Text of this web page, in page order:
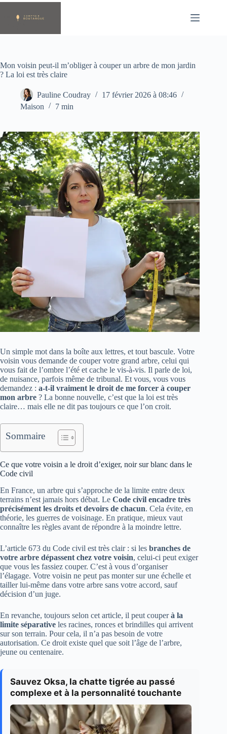
Passer
contenu
Mon voisin peut-il m’obliger à couper un arbre de mon jardin
? La loi est très claire
Pauline Coudray
17 février 2026 à 08:46
Maison
7 min
Un simple mot dans la boîte aux lettres, et tout bascule. Votre
voisin vous demande de couper votre grand arbre, celui qui
vous fait de l’ombre l’été et cache le vis-à-vis. Il parle de loi,
de nuisance, parfois même de tribunal. Et vous, vous vous
demandez : a-t-il vraiment le droit de me forcer à couper
mon arbre ? La bonne nouvelle, c’est que la loi est très
claire… mais elle ne dit pas toujours ce que l’on croit.
Sommaire
Ce que votre voisin a le droit d’exiger, noir sur blanc dans le
Code civil
En France, un arbre qui s’approche de la limite entre deux
terrains n’est jamais hors débat. Le Code civil encadre très
précisément les droits et devoirs de chacun. Cela évite, en
théorie, les guerres de voisinage. En pratique, mieux vaut
connaître les règles avant de répondre à la moindre lettre.
L’article 673 du Code civil est très clair : si les branches de
votre arbre dépassent chez votre voisin, celui-ci peut exiger
que vous les fassiez couper. C’est à vous d’organiser
l’élagage. Votre voisin ne peut pas monter sur une échelle et
tailler lui-même dans votre arbre sans votre accord, sauf
décision d’un juge.
En revanche, toujours selon cet article, il peut couperà la
limite séparative les racines, ronces et brindilles qui arrivent
sur son terrain. Pour cela, il n’a pas besoin de votre
autorisation. Ce droit existe quel que soit l’âge de l’arbre,
jeune ou centenaire.
Sauvez Oksa, la chatte tigrée au passé
complexe et à la personnalité touchante